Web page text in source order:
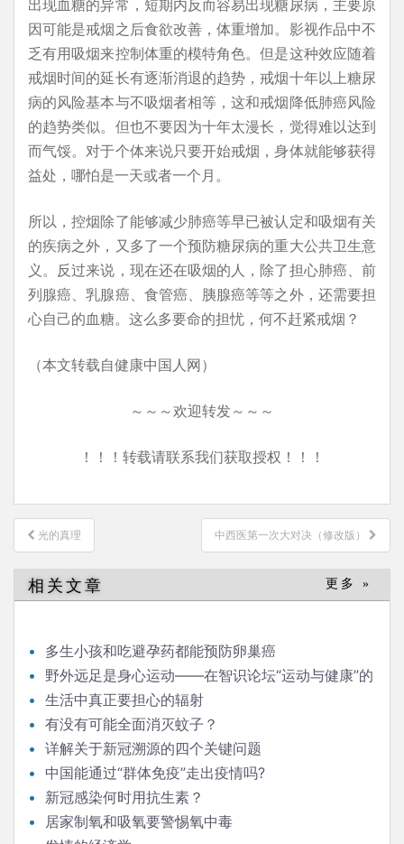
因可能是戒烟之后食欲改善，体重增加。影视作品中不
乏有用吸烟来控制体重的模特角色。但是这种效应随着
戒烟时间的延长有逐渐消退的趋势，戒烟十年以上糖尿
病的风险基本与不吸烟者相等，这和戒烟降低肺癌风险
的趋势类似。但也不要因为十年太漫长，觉得难以达到
而气馁。对于个体来说只要开始戒烟，身体就能够获得
益处，哪怕是一天或者一个月。
所以，控烟除了能够减少肺癌等早已被认定和吸烟有关
的疾病之外，又多了一个预防糖尿病的重大公共卫生意
义。反过来说，现在还在吸烟的人，除了担心肺癌、前
列腺癌、乳腺癌、食管癌、胰腺癌等等之外，还需要担
心自己的血糖。这么多要命的担忧，何不赶紧戒烟？
（本文转载自健康中国人网）
～～～欢迎转发～～～
！！！转载请联系我们获取授权！！！
文
章
导
航
光的真理 中西医第一次大对决（修改版）
相关文章 更多 »
多生小孩和吃避孕药都能预防卵巢癌
野外远足是身心运动——在智识论坛“运动与健康”的
发言生活中真正要担心的辐射
有没有可能全面消灭蚊子？
详解关于新冠溯源的四个关键问题
中国能通过“群体免疫”走出疫情吗?
新冠感染何时用抗生素？
居家制氧和吸氧要警惕氧中毒